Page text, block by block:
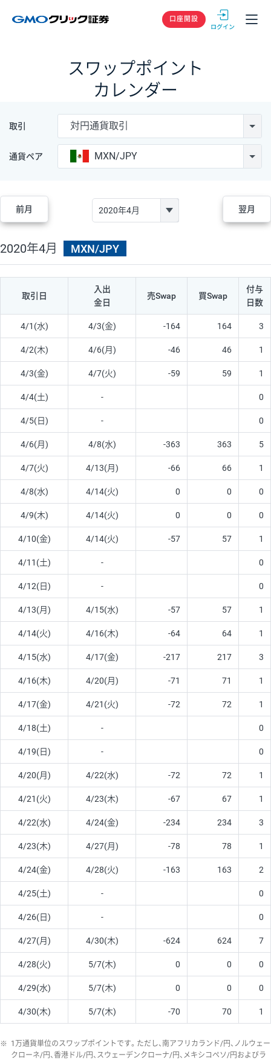
GMOクリック
口座開設
スワップポイント
カレンダー
取引 対円通貨取引
通貨ペア MXN/JPY
前月 翌月
2020年4月 MXN/JPY
取引日
入出
金日
売Swap 買Swap
付与
日数
4/1(水) 4/3(金) -164 164 3
4/2(木) 4/6(月) -46 46 1
4/3(金) 4/7(火) -59 59 1
4/4(土) - 0
4/5(日) - 0
4/6(月) 4/8(水) -363 363 5
4/7(火) 4/13(月) -66 66 1
4/8(水) 4/14(火) 0 0 0
4/9(木) 4/14(火) 0 0 0
4/10(金) 4/14(火) -57 57 1
4/11(土) - 0
4/12(日) - 0
4/13(月) 4/15(水) -57 57 1
4/14(火) 4/16(木) -64 64 1
4/15(水) 4/17(金) -217 217 3
4/16(木) 4/20(月) -71 71 1
4/17(金) 4/21(火) -72 72 1
4/18(土) - 0
4/19(日) - 0
4/20(月) 4/22(水) -72 72 1
4/21(火) 4/23(木) -67 67 1
4/22(水) 4/24(金) -234 234 3
4/23(木) 4/27(月) -78 78 1
4/24(金) 4/28(火) -163 163 2
4/25(土) - 0
4/26(日) - 0
4/27(月) 4/30(木) -624 624 7
4/28(火) 5/7(木) 0 0 0
4/29(水) 5/7(木) 0 0 0
4/30(木) 5/7(木) -70 70 1
※ 1万通貨単位のスワップポイントです。ただし、南アフリカランド/円、ノルウェー
クローネ/円、香港ドル/円、スウェーデンクローナ/円、メキシコペソ/円およびラ